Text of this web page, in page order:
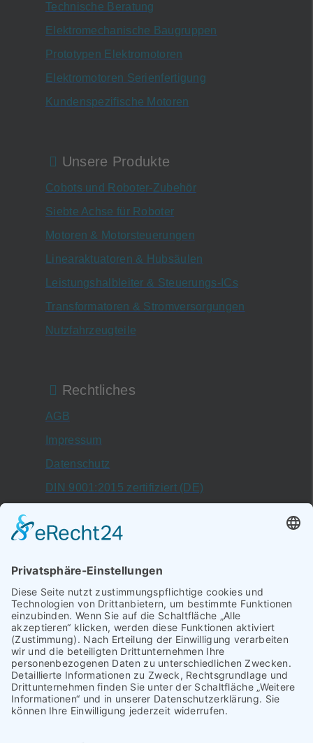
Technische Beratung
Elektromechanische Baugruppen
Prototypen Elektromotoren
Elektromotoren Serienfertigung
Kundenspezifische Motoren
Unsere Produkte
Cobots und Roboter-Zubehör
Siebte Achse für Roboter
Motoren & Motorsteuerungen
Linearaktuatoren & Hubsäulen
Leistungshalbleiter & Steuerungs-ICs
Transformatoren & Stromversorgungen
Nutzfahrzeugteile
Rechtliches
AGB
Impressum
Datenschutz
DIN 9001:2015 zertifiziert (DE)
Schallbruch 19–21
42781,Haan
Mühlenweg 16
29693,Hademstorf
Telefon: 02129 / 376 - 350
Telefax: 02129 / 376 - 359